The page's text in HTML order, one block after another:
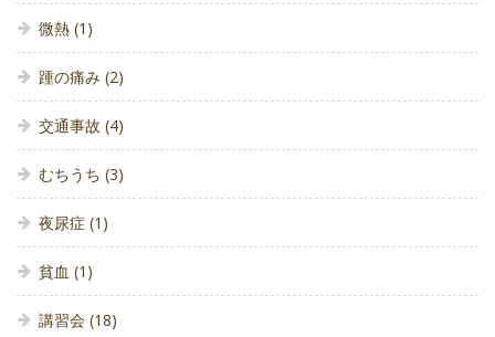
微熱 (1)
踵の痛み (2)
交通事故 (4)
むちうち (3)
夜尿症 (1)
貧血 (1)
講習会 (18)